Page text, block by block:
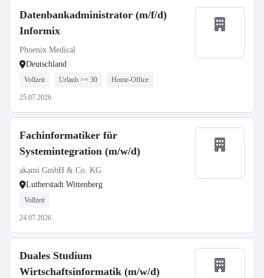
Datenbankadministrator (m/f/d)
Informix
Phoenix Medical
Deutschland
Vollzeit Urlaub >= 30 Home-Office
25.07.2026
Fachinformatiker für
Systemintegration (m/w/d)
akami GmbH & Co. KG
Lutherstadt Wittenberg
Vollzeit
24.07.2026
Duales Studium
Wirtschaftsinformatik (m/w/d)